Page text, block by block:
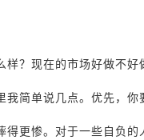
样？现在的市场好做不
我简单说几点。优先，
得更惨。对于一些自负